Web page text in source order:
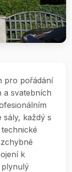
pro pořádání
a svatebních
sály, každý s
k
plynulý